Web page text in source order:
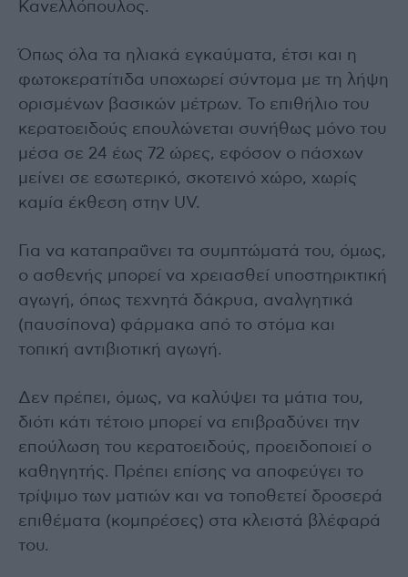
Κανελλόπουλος.
Όπως όλα τα ηλιακά εγκαύματα, έτσι και η
φωτοκερατίτιδα υποχωρεί σύντομα με τη λήψη
ορισμένων βασικών μέτρων. Το επιθήλιο του
κερατοειδούς επουλώνεται συνήθως μόνο του
μέσα σε 24 έως 72 ώρες, εφόσον ο πάσχων
μείνει σε εσωτερικό, σκοτεινό χώρο, χωρίς
καμία έκθεση στην UV.
Για να καταπραΰνει τα συμπτώματά του, όμως,
ο ασθενής μπορεί να χρειασθεί υποστηρικτική
αγωγή, όπως τεχνητά δάκρυα, αναλγητικά
(παυσίπονα) φάρμακα από το στόμα και
τοπική αντιβιοτική αγωγή.
Δεν πρέπει, όμως, να καλύψει τα μάτια του,
διότι κάτι τέτοιο μπορεί να επιβραδύνει την
επούλωση του κερατοειδούς, προειδοποιεί ο
καθηγητής. Πρέπει επίσης να αποφεύγει το
τρίψιμο των ματιών και να τοποθετεί δροσερά
επιθέματα (κομπρέσες) στα κλειστά βλέφαρά
του.